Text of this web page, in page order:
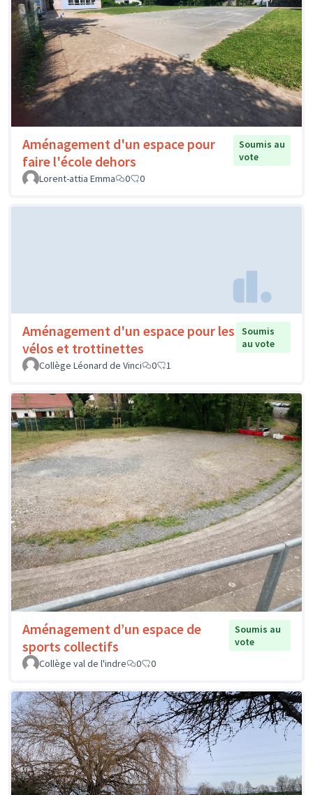
Aménagement d'un espace pour
faire l'école dehors
Soumis au
vote
Lorent-attia Emma
0 0
Aménagement d'un espace pour les
vélos et trottinettes
Soumis
au vote
Collège Léonard de Vinci
0 1
Aménagement d’un espace de
sports collectifs
Soumis au
vote
Collège val de l'indre
0 0